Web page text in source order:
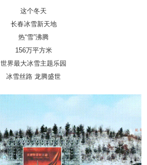
这个冬天
长春冰雪新天地
热“雪”沸腾
156万平方米
世界最大冰雪主题乐园
冰雪丝路 龙腾盛世